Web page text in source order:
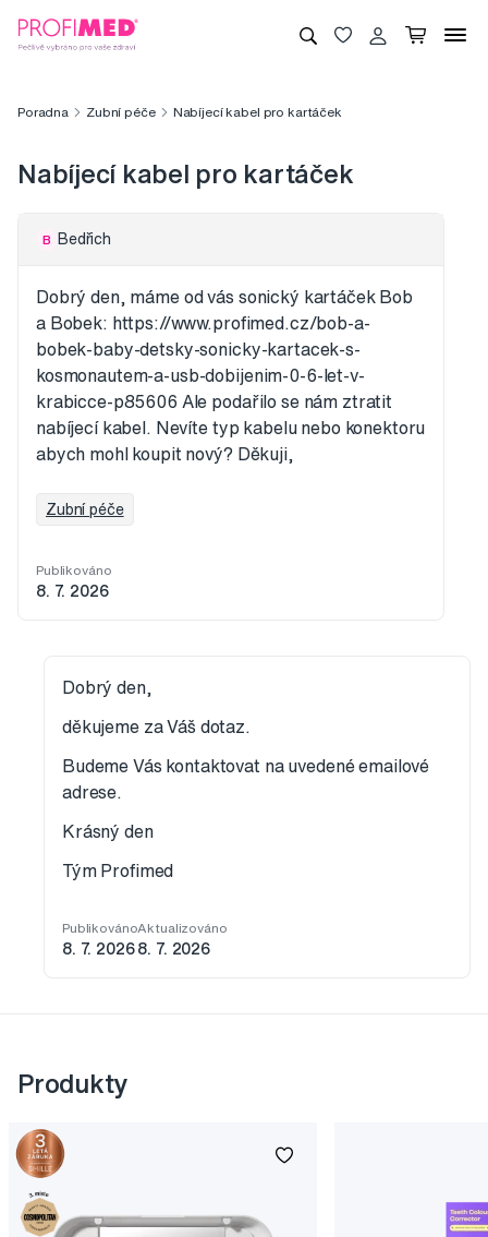
Poradna Zubní péče Nabíjecí kabel pro kartáček
Nabíjecí kabel pro kartáček
B Bedřich
Dobrý den, máme od vás sonický kartáček Bob
a Bobek: https://www.profimed.cz/bob-a-
bobek-baby-detsky-sonicky-kartacek-s-
kosmonautem-a-usb-dobijenim-0-6-let-v-
krabicce-p85606 Ale podařilo se nám ztratit
nabíjecí kabel. Nevíte typ kabelu nebo konektoru
abych mohl koupit nový? Děkuji,
Zubní péče
Publikováno
8. 7. 2026
Dobrý den,
děkujeme za Váš dotaz.
Budeme Vás kontaktovat na uvedené emailové
adrese.
Krásný den
Tým Profimed
Publikováno
8. 7. 2026
Aktualizováno
8. 7. 2026
Produkty